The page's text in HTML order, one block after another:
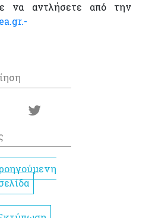
να αντλήσετε από την